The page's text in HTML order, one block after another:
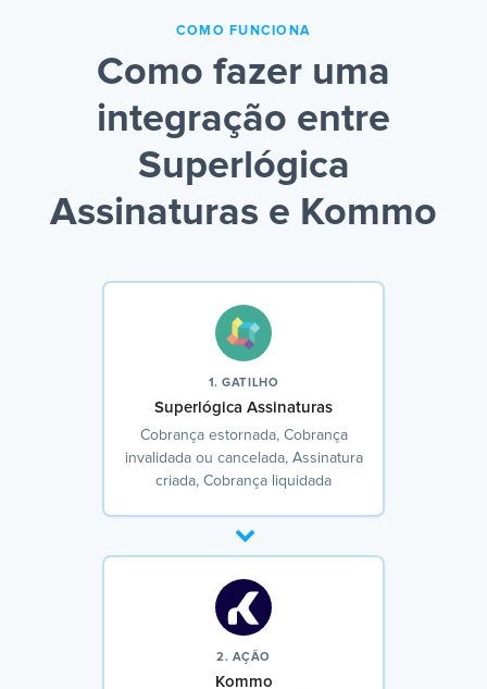
COMO FUNCIONA
Como fazer uma
integração entre
Superlógica
Assinaturas e Kommo
1. GATILHO
Superlógica Assinaturas
Cobrança estornada, Cobrança
invalidada ou cancelada, Assinatura
criada, Cobrança liquidada
2. AÇÃO
Kommo